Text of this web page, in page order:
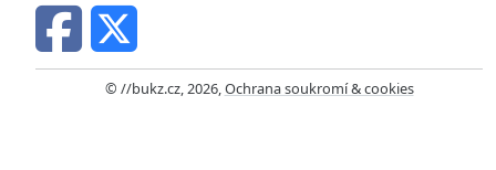
© //bukz.cz, 2026,Ochrana soukromí & cookies